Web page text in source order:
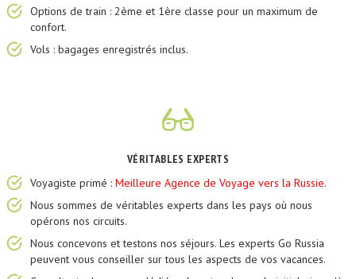
Options de train : 2ème et 1ère classe pour un maximum de
confort.
Vols : bagages enregistrés inclus.
VÉRITABLES EXPERTS
Voyagiste primé : Meilleure Agence de Voyage vers la Russie.
Nous sommes de véritables experts dans les pays où nous
opérons nos circuits.
Nous concevons et testons nos séjours. Les experts Go Russia
peuvent vous conseiller sur tous les aspects de vos vacances.